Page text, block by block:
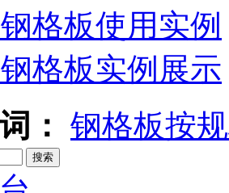
格板使用实例
格板实例展示
： 钢格板按